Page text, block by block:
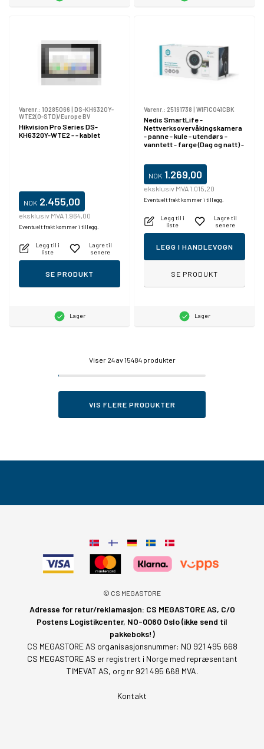
Varenr.: 10285066 | DS-KH6320Y-
WTE2(O-STD)/Europe BV
Hikvision Pro Series DS-
KH6320Y-WTE2 - - kablet
NOK 2.455,00
eksklusiv MVA 1.964,00
Eventuelt frakt kommer i tillegg.
Legg til i
liste
Lagre til
senere
SE PRODUKT
Lager
Varenr.: 25191738 | WIFICO41CBK
Nedis SmartLife -
Nettverksovervåkingskamera
- panne - kule - utendørs -
vanntett - farge (Dag og natt) -
NOK 1.269,00
eksklusiv MVA 1.015,20
Eventuelt frakt kommer i tillegg.
Legg til i
liste
Lagre til
senere
LEGG I HANDLEVOGN
SE PRODUKT
Lager
Viser 24av 15484 produkter
VIS FLERE PRODUKTER
© CS MEGASTORE
Adresse for retur/reklamasjon: CS MEGASTORE AS, C/O
Postens Logistikcenter, NO-0060 Oslo (ikke send til
pakkeboks!)
CS MEGASTORE AS organisasjonsnummer: NO 921 495 668
CS MEGASTORE AS er registrert i Norge med repræsentant
TIMEVAT AS, org nr 921 495 668 MVA.
Kontakt